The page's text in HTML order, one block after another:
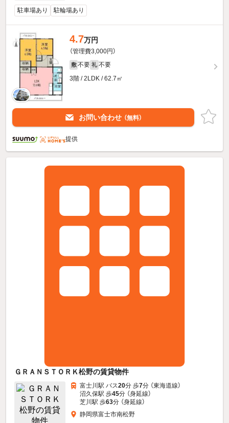
駐車場あり 駐輪場あり
4.7万円
（管理費3,000円）
敷 不要 礼 不要
3階 / 2LDK / 62.7㎡
お問い合わせ （無料）
提供
ＧＲＡＮＳＴＯＲＫ松野の賃貸物件
富士川駅 バス20分 歩7分 （東海道線）
沼久保駅 歩45分 （身延線）
芝川駅 歩63分 （身延線）
静岡県富士市南松野